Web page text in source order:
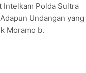
Intelkam Polda Sultra
Undangan yang
Moramo b.